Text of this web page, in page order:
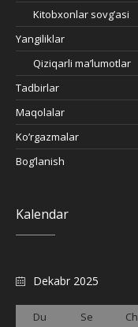
Kitobxonlar sovg’asi
Yangiliklar
Qiziqarli ma’lumotlar
Tadbirlar
Maqolalar
Ko’rgazmalar
Bog’lanish
Kalendar
Dekabr 2025
Du Se Ch